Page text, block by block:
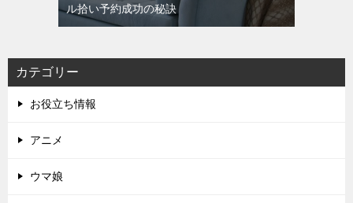
ル拾い予約成功の秘訣
カテゴリー
お役立ち情報
アニメ
ウマ娘